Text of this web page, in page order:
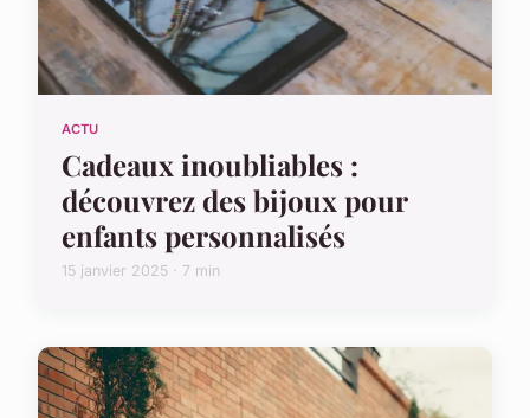
ACTU
Cadeaux inoubliables :
découvrez des bijoux pour
enfants personnalisés
15 janvier 2025 · 7 min